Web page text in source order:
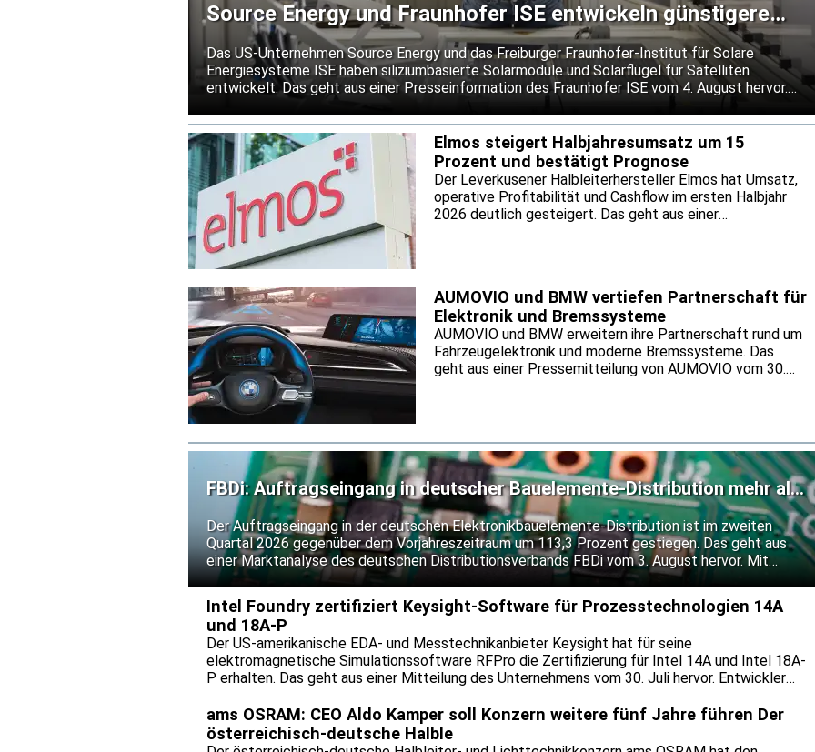
Source Energy und Fraunhofer ISE entwickeln günstigere
Silizium-Solarmodule für Satelliten
Das US-Unternehmen Source Energy und das Freiburger Fraunhofer-Institut für Solare
Energiesysteme ISE haben siliziumbasierte Solarmodule und Solarflügel für Satelliten
entwickelt. Das geht aus einer Presseinformation des Fraunhofer ISE vom 4. August hervor.
Die Partner wollen damit eine kostengünstigere Alternative zu den bislang vorherrschenden
III-V-Solarzellen schaffen. Das Moduldesign soll Schäden durch kleine Objekte lokal
begrenzen und einen zuverlässigen Betrieb bei extremen Temperaturwechseln im Weltraum
ermöglichen.
Elmos steigert Halbjahresumsatz um 15
Prozent und bestätigt Prognose
Der Leverkusener Halbleiterhersteller Elmos hat Umsatz,
operative Profitabilität und Cashflow im ersten Halbjahr
2026 deutlich gesteigert. Das geht aus einer
Gesamtjahr hält Elmos an seiner bisherigen Prognose fest.
AUMOVIO und BMW vertiefen Partnerschaft für
Elektronik und Bremssysteme
AUMOVIO und BMW erweitern ihre Partnerschaft rund um
Fahrzeugelektronik und moderne Bremssysteme. Das
geht aus einer Pressemitteilung von AUMOVIO vom 30.
Bremssystems MK C2 setzen sie bis Mitte der 2030er
Jahre fort.
FBDi: Auftragseingang in deutscher Bauelemente-Distribution mehr als
verdoppelt
Der Auftragseingang in der deutschen Elektronikbauelemente-Distribution ist im zweiten
Quartal 2026 gegenüber dem Vorjahreszeitraum um 113,3 Prozent gestiegen. Das geht aus
einer Marktanalyse des deutschen Distributionsverbands FBDi vom 3. August hervor. Mit
einem Umsatzplus von 25,5 Prozent auf 1,0 Milliarden Euro blieb die Umsatzentwicklung
deutlich hinter der Bestelldynamik zurück. Der FBDi führt die außergewöhnlich hohen Bookings
vor allem auf steigende Preise und eine stärkere Bevorratung zurück.
Intel Foundry zertifiziert Keysight-Software für Prozesstechnologien 14A
und 18A-P
Der US-amerikanische EDA- und Messtechnikanbieter Keysight hat für seine
elektromagnetische Simulationssoftware RFPro die Zertifizierung für Intel 14A und Intel 18A-
P erhalten. Das geht aus einer Mitteilung des Unternehmens vom 30. Juli hervor. Entwickler
out unter den Bedingungen der neuen Fertigungsprozesse prüfen können. Keysight will so das
Risiko kostspieliger Überarbeitungen senken und den Einsatz neuer Prozessknoten
erleichtern.
ams OSRAM: CEO Aldo Kamper soll Konzern weitere fünf Jahre führen Der
österreichisch-deutsche Halble